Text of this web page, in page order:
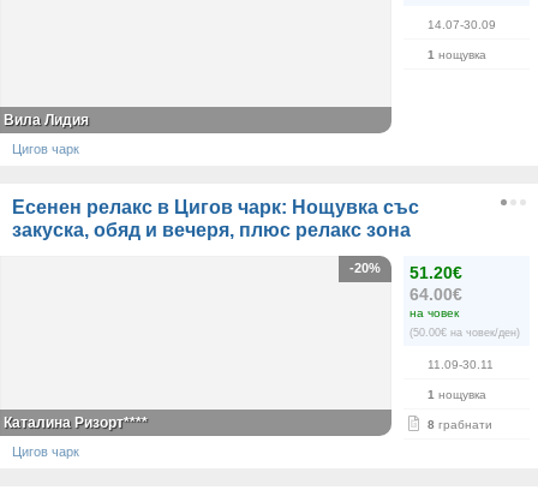
14.07-30.09
1 нощувка
Вила Лидия
Цигов чарк
Есенен релакс в Цигов чарк: Нощувка със
закуска, обяд и вечеря, плюс релакс зона
51.20€
64.00€
на човек
(50.00€ на човек/ден)
11.09-30.11
1 нощувка
8 грабнати
-20%
Каталина Ризорт****
Цигов чарк